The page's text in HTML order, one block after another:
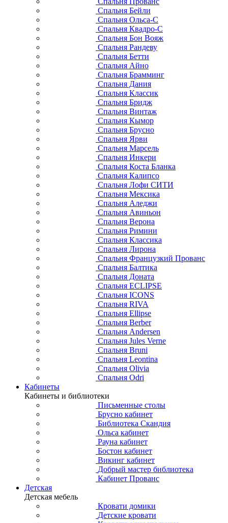
Спальня Бейли
Спальня Ольса-С
Спальня Квадро-С
Спальня Бон Вояж
Спальня Рандеву
Спальня Бетти
Спальня Айно
Спальня Брамминг
Спальня Дания
Спальня Классик
Спальня Бридж
Спальня Винтаж
Спальня Кымор
Спальня Брусно
Спальня Ярви
Спальня Марсель
Спальня Инкери
Спальня Коста Бланка
Спальня Калипсо
Спальня Лофи СИТИ
Спальня Мексика
Спальня Аледжи
Спальня Авиньон
Спальня Верона
Спальня Римини
Спальня Классика
Спальня Лирона
Спальня Французкий Прованс
Спальня Балтика
Спальня Доната
Спальня ECLIPSE
Спальня ICONS
Спальня RIVA
Спальня Ellipse
Спальня Berber
Спальня Andersen
Спальня Jules Verne
Спальня Bruni
Спальня Leontina
Спальня Olivia
Спальня Odri
Кабинеты
Кабинеты и библиотеки
Письменные столы
Брусно кабинет
Библиотека Скандия
Ольса кабинет
Рауна кабинет
Бостон кабинет
Викинг кабинет
Добрый мастер библиотека
Кабинет Прованс
Детская
Детская мебель
Кровати домики
Детские кровати